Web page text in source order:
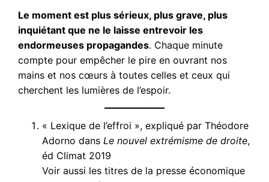
Le moment est plus sérieux, plus grave, plus
inquiétant que ne le laisse entrevoir les
endormeuses propagandes. Chaque minute
compte pour empêcher le pire en ouvrant nos
mains et nos cœurs à toutes celles et ceux qui
cherchent les lumières de l’espoir.
« Lexique de l’effroi », expliqué par Théodore
Adorno dansLe nouvel extrémisme de droite,
éd Climat 2019
Voir aussi les titres de la presse économique